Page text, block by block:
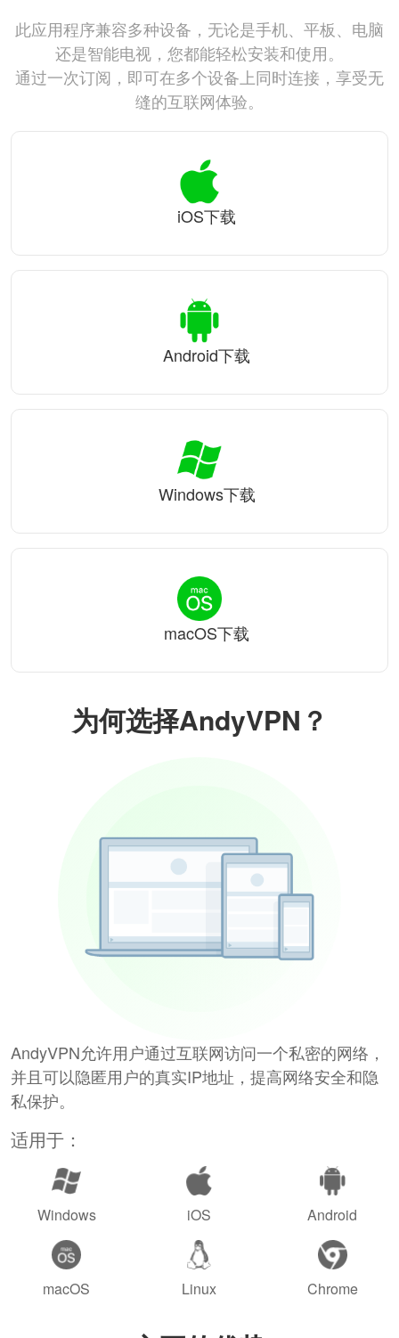
为何选择AndyVPN？
AndyVPN允许用户通过互联网访问一个私密的网络，
并且可以隐匿用户的真实IP地址，提高网络安全和隐
私保护。
适用于：
Windows iOS Android
macOS Linux Chrome
此应用程序兼容多种设备，无论是手机、平板、电脑
还是智能电视，您都能轻松安装和使用。
通过一次订阅，即可在多个设备上同时连接，享受无
缝的互联网体验。
iOS下载
Android下载
Windows下载
macOS下载